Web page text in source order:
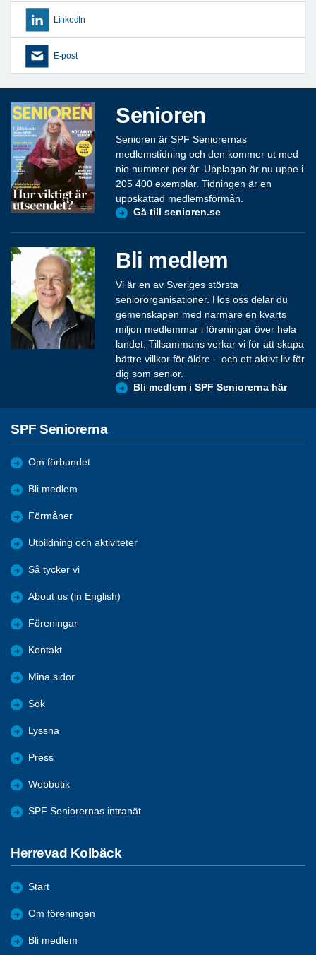
LinkedIn
E-post
Senioren
Senioren är SPF Seniorernas
medlemstidning och den kommer ut med
nio nummer per år. Upplagan är nu uppe i
205 400 exemplar. Tidningen är en
uppskattad medlemsförmån.
Gå till senioren.se
Bli medlem
Vi är en av Sveriges största
seniororganisationer. Hos oss delar du
gemenskapen med närmare en kvarts
miljon medlemmar i föreningar över hela
landet. Tillsammans verkar vi för att skapa
bättre villkor för äldre – och ett aktivt liv för
dig som senior.
Bli medlem i SPF Seniorerna här
SPF Seniorerna
Om förbundet
Bli medlem
Förmåner
Utbildning och aktiviteter
Så tycker vi
About us (in English)
Föreningar
Kontakt
Mina sidor
Sök
Lyssna
Press
Webbutik
SPF Seniorernas intranät
Herrevad Kolbäck
Start
Om föreningen
Bli medlem